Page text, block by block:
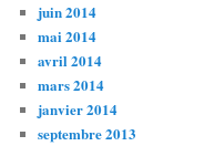
juin 2014
mai 2014
avril 2014
mars 2014
janvier 2014
septembre 2013